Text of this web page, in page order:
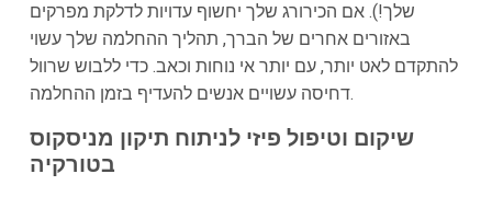
שלך!). אם הכירורג שלך יחשוף עדויות לדלקת מפרקים
באזורים אחרים של הברך, תהליך ההחלמה שלך עשוי
להתקדם לאט יותר, עם יותר אי נוחות וכאב. כדי ללבוש שרוול
דחיסה עשויים אנשים להעדיף בזמן ההחלמה.
שיקום וטיפול פיזי לניתוח תיקון מניסקוס
בטורקיה